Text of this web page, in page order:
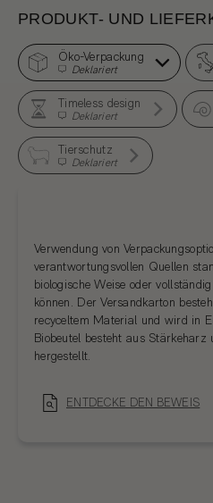
PRODUKT- UND
Öko-Verpackung
Deklariert
Timeless design
Deklariert
Tierschutz
Deklariert
Verwendung von
verantwortungsvollen Quellen
biologische Weise oder
können. Der Versandkarton
recyceltem Material und wird in
Biobeutel besteht aus
hergestellt.
ENTDECKE DEN BEWEIS